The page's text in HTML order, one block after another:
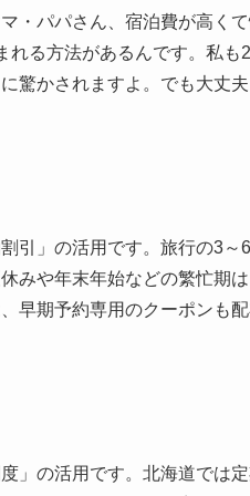
・パパさん、宿泊費が高く
る方法があるんです。私も
驚かされますよ。でも大丈
引」の活用です。旅行の3
みや年末年始などの繁忙期
早期予約専用のクーポンも
」の活用です。北海道では